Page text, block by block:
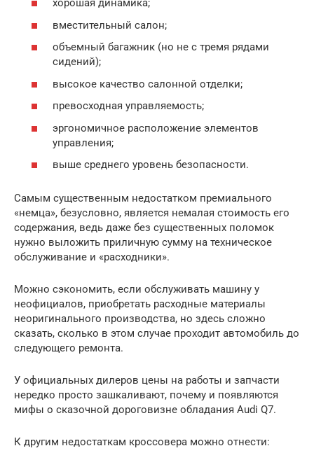
хорошая динамика;
вместительный салон;
объемный багажник (но не с тремя рядами
сидений);
высокое качество салонной отделки;
превосходная управляемость;
эргономичное расположение элементов
управления;
выше среднего уровень безопасности.
Самым существенным недостатком премиального
«немца», безусловно, является немалая стоимость его
содержания, ведь даже без существенных поломок
нужно выложить приличную сумму на техническое
обслуживание и «расходники».
Можно сэкономить, если обслуживать машину у
неофициалов, приобретать расходные материалы
неоригинального производства, но здесь сложно
сказать, сколько в этом случае проходит автомобиль до
следующего ремонта.
У официальных дилеров цены на работы и запчасти
нередко просто зашкаливают, почему и появляются
мифы о сказочной дороговизне обладания Audi Q7.
К другим недостаткам кроссовера можно отнести: